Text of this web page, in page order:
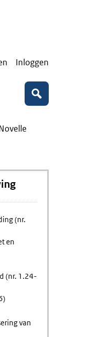
Inloggen
Zoeken
(nr.
en
(nr. 1.24-
van